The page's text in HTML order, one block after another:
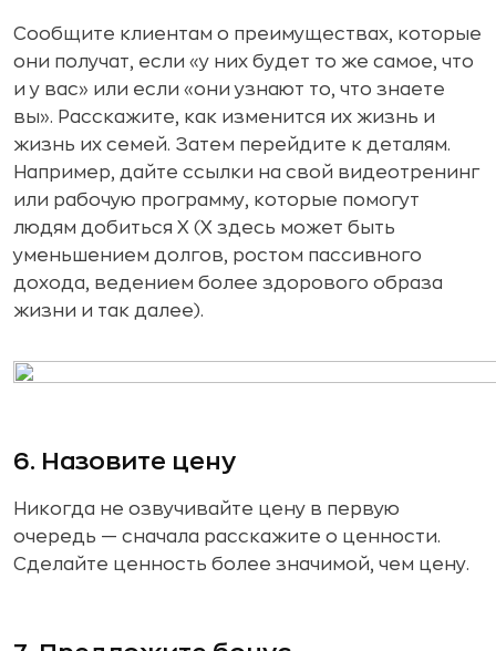
Сообщите клиентам о преимуществах, которые
они получат, если «у них будет то же самое, что
и у вас» или если «они узнают то, что знаете
вы». Расскажите, как изменится их жизнь и
жизнь их семей. Затем перейдите к деталям.
Например, дайте ссылки на свой видеотренинг
или рабочую программу, которые помогут
людям добиться X (X здесь может быть
уменьшением долгов, ростом пассивного
дохода, ведением более здорового образа
жизни и так далее).
6. Назовите цену
Никогда не озвучивайте цену в первую
очередь — сначала расскажите о ценности.
Сделайте ценность более значимой, чем цену.